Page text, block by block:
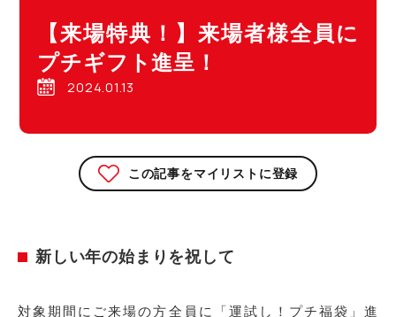
【来場特典！】来場者様全員に
プチギフト進呈！
2024.01.13
この記事をマイリストに登録
新しい年の始まりを祝して
対象期間にご来場の方全員に「運試し！プチ福袋」進